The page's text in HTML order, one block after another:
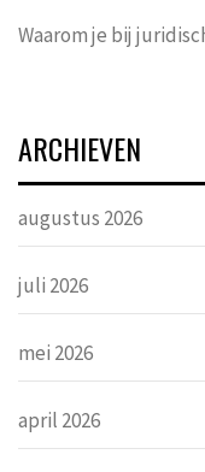
Waarom je bij
ARCHIEVEN
augustus 2026
juli 2026
mei 2026
april 2026